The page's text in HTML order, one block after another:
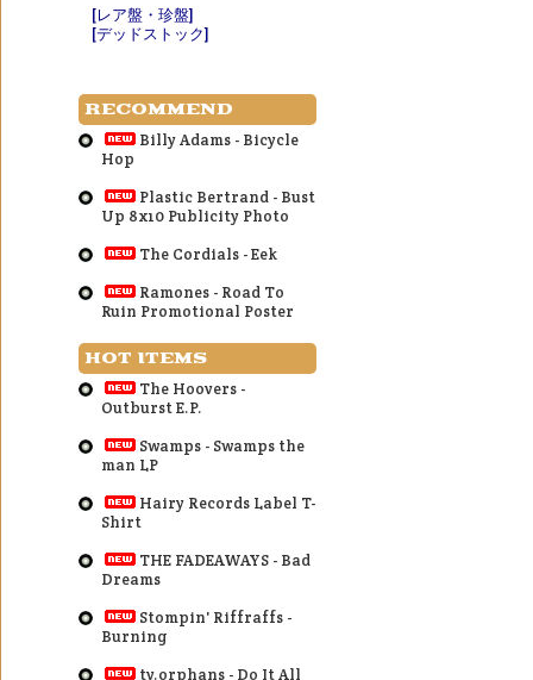
[レア盤・珍盤]
[デッドストック]
RECOMMEND
Billy Adams - Bicycle
Hop
Plastic Bertrand - Bust
Up 8x10 Publicity Photo
The Cordials - Eek
Ramones - Road To
Ruin Promotional Poster
HOT ITEMS
The Hoovers -
Outburst E.P.
Swamps - Swamps the
man LP
Hairy Records Label T-
Shirt
THE FADEAWAYS - Bad
Dreams
Stompin' Riffraffs -
Burning
tv.orphans - Do It All